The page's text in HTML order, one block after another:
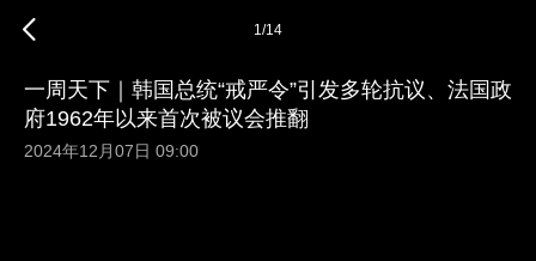
1/14
一周天下｜韩国总统“戒严令”引发多轮抗议、法国政
府1962年以来首次被议会推翻
2024年12月07日 09:00